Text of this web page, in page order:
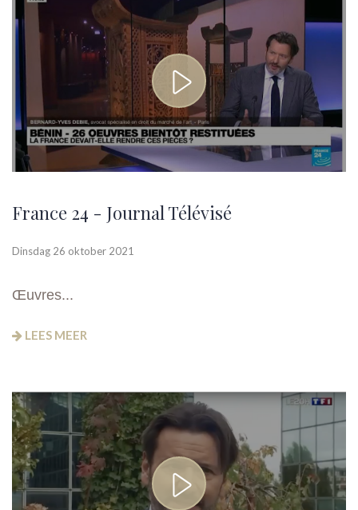
France 24 - Journal Télévisé
Dinsdag 26 oktober 2021
Œuvres...
LEES MEER